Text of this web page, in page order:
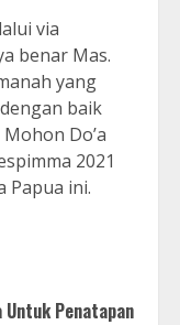
via
benar Mas.
yang
baik
Do’a
2021
Papua ini.
Untuk Penatapan